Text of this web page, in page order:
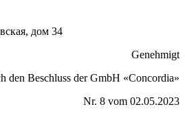
дом 34
Genehmigt
den Beschluss der GmbH «Concordia»
Nr. 8 vom 02.05.2023